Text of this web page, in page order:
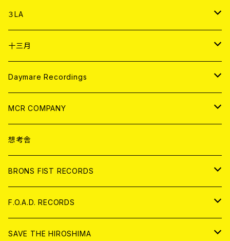
DIGITAL CONTENTS
アナログ
CD
ANALOG
アパレル
３LA
CD
ANALOG
十三月
CD
ANALOG
Daymare Recordings
CD
ANALOG
MCR COMPANY
CD
アパレル
ANALOG
想考舎
BRONS FIST RECORDS
CD
ANALOG
F.O.A.D. RECORDS
CD
SAVE THE HIROSHIMA